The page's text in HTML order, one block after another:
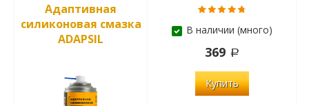
Адаптивная
силиконовая смазка
ADAPSIL
В наличии (много)
369
Купить